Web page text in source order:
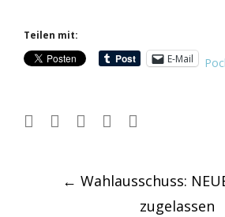
Teilen mit:
E-Mail
Post
navigation
← Wahlausschuss:
zugelassen